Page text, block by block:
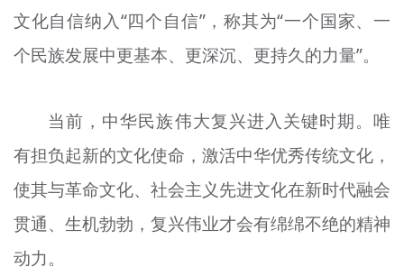
文化自信纳入“四个自信”，称其为“一个国家、一
个民族发展中更基本、更深沉、更持久的力量”。
当前，中华民族伟大复兴进入关键时期。唯
有担负起新的文化使命，激活中华优秀传统文化，
使其与革命文化、社会主义先进文化在新时代融会
贯通、生机勃勃，复兴伟业才会有绵绵不绝的精神
动力。